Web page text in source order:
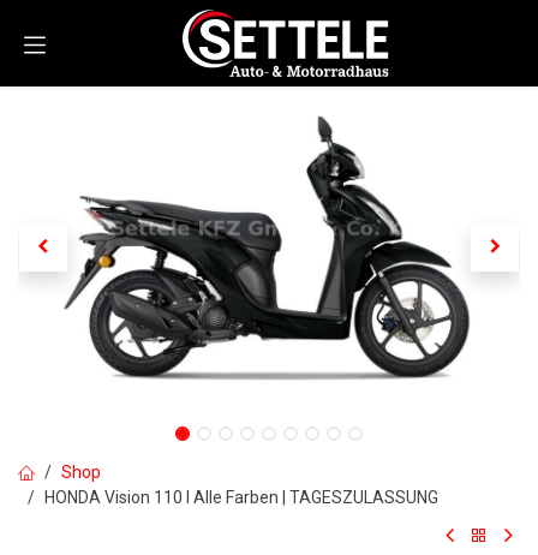
Shop
HONDA Vision 110 I Alle Farben | TAGESZULASSUNG